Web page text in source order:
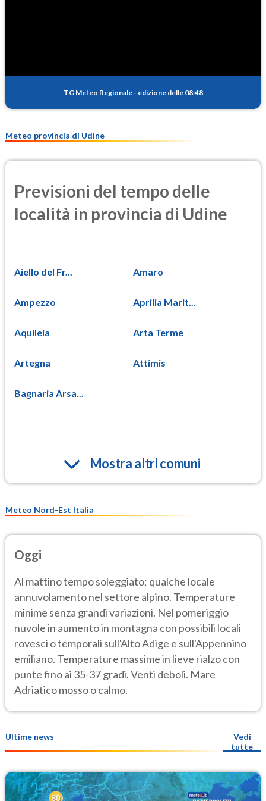
PM25
TG Meteo Regionale - edizione delle 08:48
Meteo provincia di Udine
Previsioni del tempo delle
località in provincia di Udine
Aiello del Fr... Amaro
Ampezzo Aprilia Marit...
Aquileia Arta Terme
Artegna Attimis
Bagnaria Arsa...
Mostra altri comuni
Meteo Nord-Est Italia
Oggi
Al mattino tempo soleggiato; qualche locale
annuvolamento nel settore alpino. Temperature
minime senza grandi variazioni. Nel pomeriggio
nuvole in aumento in montagna con possibili locali
rovesci o temporali sull'Alto Adige e sull'Appennino
emiliano. Temperature massime in lieve rialzo con
punte fino ai 35-37 gradi. Venti deboli. Mare
Adriatico mosso o calmo.
Ultime news
Vedi
tutte